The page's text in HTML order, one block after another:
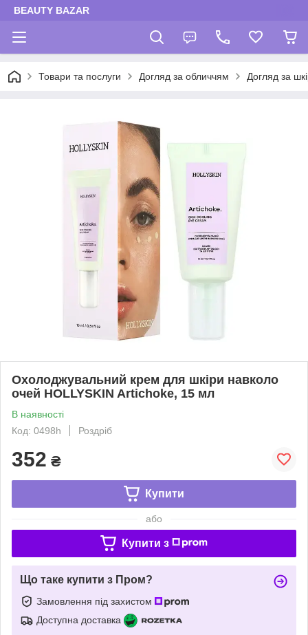
BEAUTY BAZAR
Товари та послуги Догляд за обличчям Догляд за
Охолоджувальний крем для шкіри навколо
очей HOLLYSKIN Artichoke, 15 мл
В наявності
Код: 0498h
Роздріб
352 ₴
Купити
або
Купити з
Що таке купити з Пром?
Замовлення під захистом
Доступна доставка